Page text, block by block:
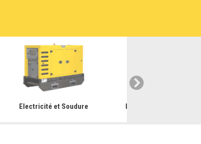
Electricité et Soudure Manutention Btp